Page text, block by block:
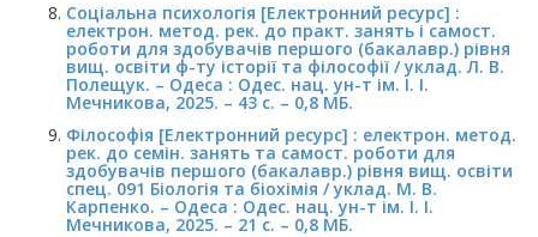
Соціальна психологія [Електронний ресурс] :
електрон. метод. рек. до практ. занять і самост.
роботи для здобувачів першого (бакалавр.) рівня
вищ. освіти ф-ту історії та філософії / уклад. Л. В.
Полещук. – Одеса : Одес. нац. ун-т ім. І. І.
Мечникова, 2025. – 43 с. – 0,8 МБ.
Філософія [Електронний ресурс] : електрон. метод.
рек. до семін. занять та самост. роботи для
здобувачів першого (бакалавр.) рівня вищ. освіти
спец. 091 Біологія та біохімія / уклад. М. В.
Карпенко. – Одеса : Одес. нац. ун-т ім. І. І.
Мечникова, 2025. – 21 с. – 0,8 МБ.